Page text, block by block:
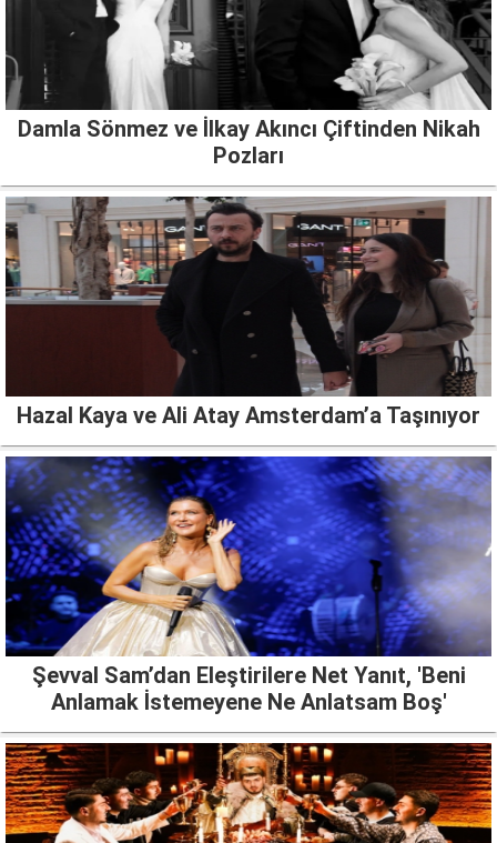
Damla Sönmez ve İlkay Akıncı Çiftinden Nikah
Pozları
Hazal Kaya ve Ali Atay Amsterdam’a Taşınıyor
Şevval Sam’dan Eleştirilere Net Yanıt, 'Beni
Anlamak İstemeyene Ne Anlatsam Boş'